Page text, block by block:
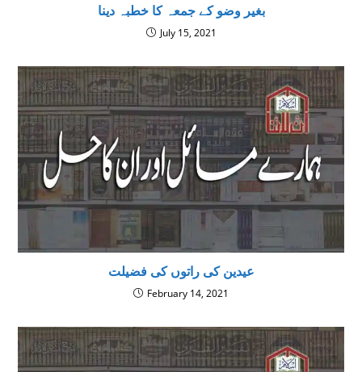
بغیر وضو کے جمعہ کا خطبہ دینا
July 15, 2021
عیدین کی راتوں کی فضیلت
February 14, 2021